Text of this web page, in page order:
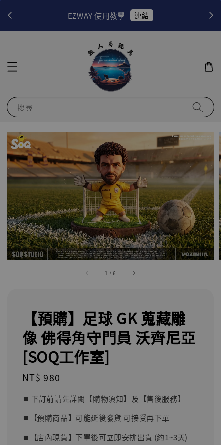
EZWAY 使用教學 連結 當
搜尋
1 /6
【預購】足球 GK 蒐藏雕
像 佛得角守門員 沃齊尼亞
[SOQ工作室]
Regular
NT$ 980
⏹︎ 下訂前請先詳閱【購物須知】及【售後服務】
⏹︎【預購商品】可能延後發貨 可接受再下單
⏹︎【店內現貨】下單後可立即安排出貨 (約1~3天)